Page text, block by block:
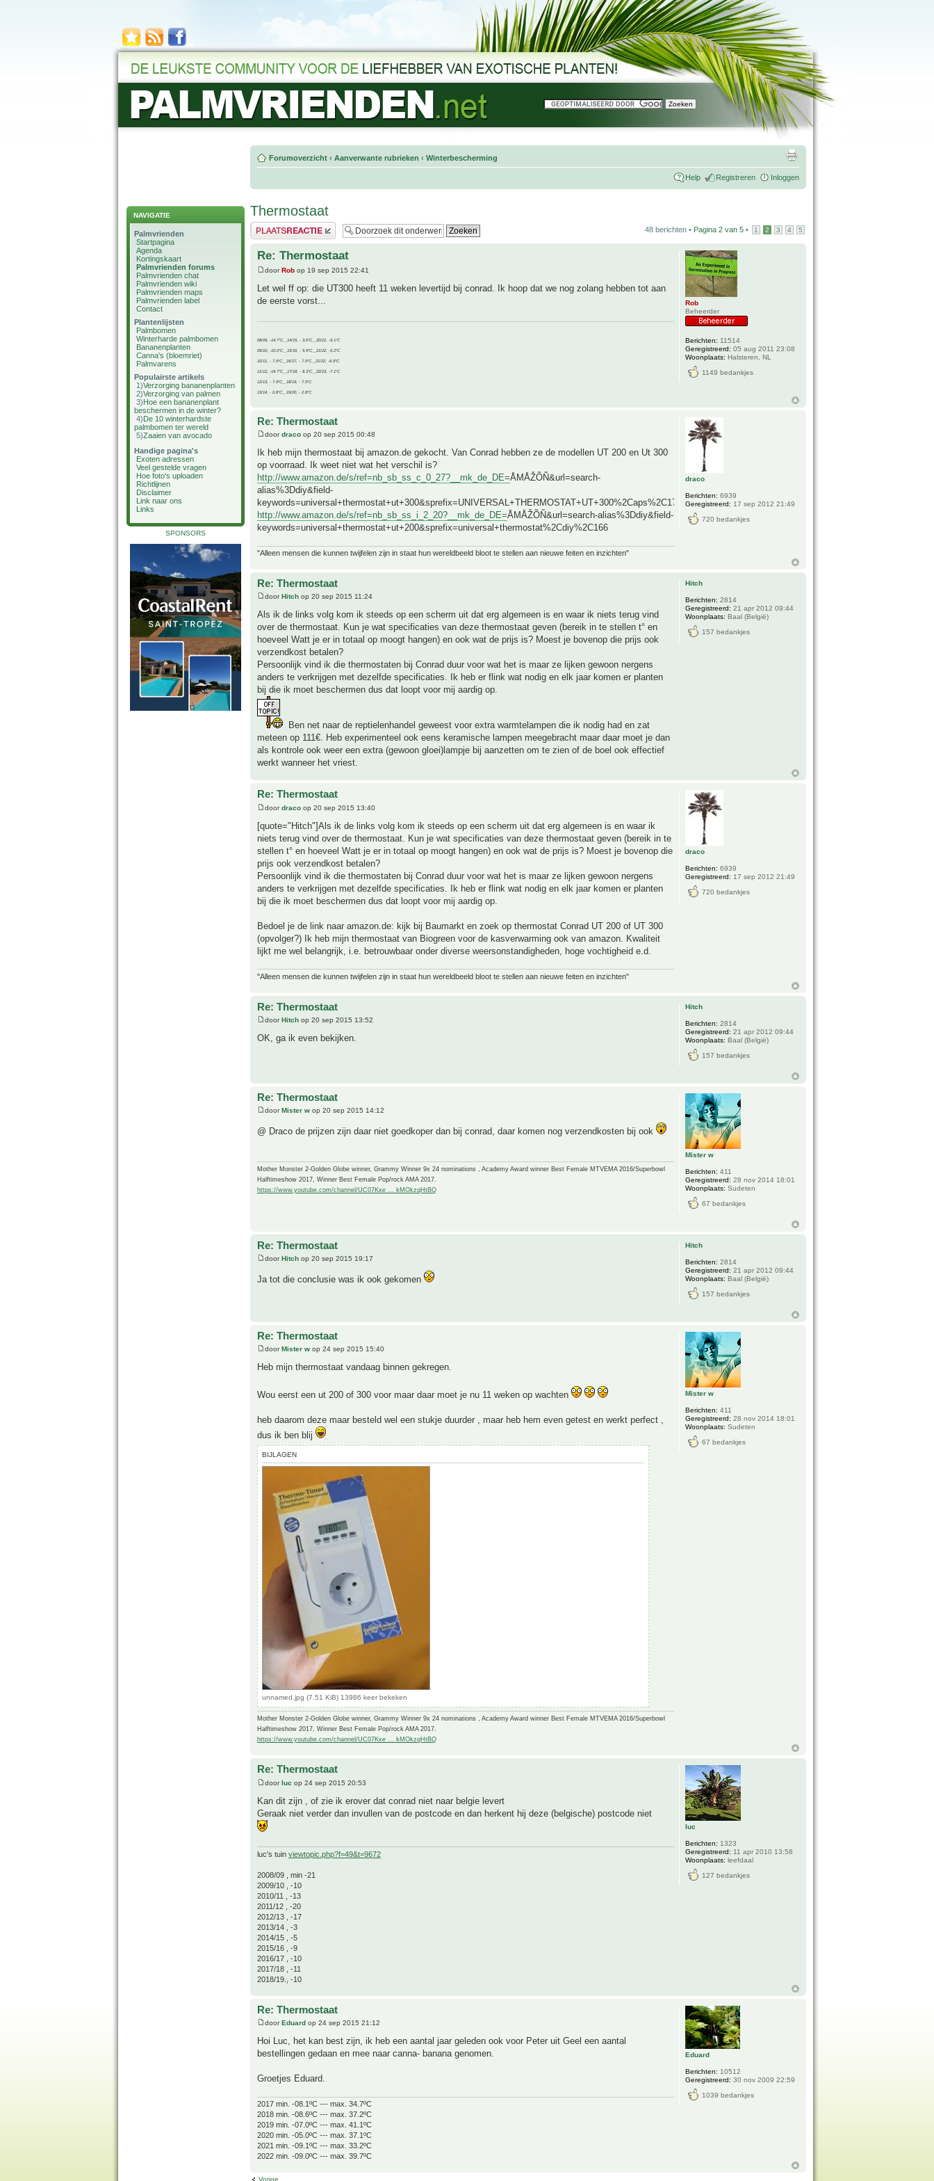
NAVIGATIE
Palmvrienden
Startpagina
Agenda
Kortingskaart
Palmvrienden forums
Palmvrienden chat
Palmvrienden wiki
Palmvrienden maps
Palmvrienden label
Contact
Plantenlijsten
Palmbomen
Winterharde palmbomen
Bananenplanten
Canna's (bloemriet)
Palmvarens
Populairste artikels
1)Verzorging bananenplanten
2)Verzorging van palmen
3)Hoe een bananenplant
beschermen in de winter?
4)De 10 winterhardste
palmbomen ter wereld
5)Zaaien van avocado
Handige pagina's
Exoten adressen
Veel gestelde vragen
Hoe foto's uploaden
Richtlijnen
Disclaimer
Link naar ons
Links
SPONSORS
Forumoverzicht ‹ Aanverwante rubrieken ‹ Winterbescherming
Help Registreren Inloggen
Thermostaat
Plaats een reactie 48 berichten • Pagina 2 van 5 • 1 2 3 4 5
Re: Thermostaat
doorRob op 19 sep 2015 22:41
Let wel ff op: die UT300 heeft 11 weken levertijd bij conrad. Ik hoop dat we nog zolang hebben tot aan
de eerste vorst...
08/09, -14.7°C__14/15, - 3.6°C__20/21, -9.1°C
09/10, -10.0°C__15/16, - 5.9°C__21/22, -5.2°C
10/11, - 7.9°C__16/17, - 7.9°C__21/22, -6.9°C
11/12, -14.7°C__17/18, - 8.3°C__22/23, -7.1°C
12/13, - 7.9°C__18/19, - 7.5°C
13/14, - 0.8°C__19/20, - 2.8°C
Rob
Beheerder
Berichten: 11514
Geregistreerd: 05 aug 2011 23:08
Woonplaats: Halsteren, NL
1149 bedankjes
Re: Thermostaat
doordraco op 20 sep 2015 00:48
Ik heb mijn thermostaat bij amazon.de gekocht. Van Conrad hebben ze de modellen UT 200 en Ut 300
op voorraad. Ik weet niet wat het verschil is?
http://www.amazon.de/s/ref=nb_sb_ss_c_0_27?__mk_de_DE=ÅMÅŽÕÑ&url=search-
alias%3Ddiy&field-
keywords=universal+thermostat+ut+300&sprefix=UNIVERSAL+THERMOSTAT+UT+300%2Caps%2C171
http://www.amazon.de/s/ref=nb_sb_ss_i_2_20?__mk_de_DE=ÅMÅŽÕÑ&url=search-alias%3Ddiy&field-
keywords=universal+thermostat+ut+200&sprefix=universal+thermostat%2Cdiy%2C166
"Alleen mensen die kunnen twijfelen zijn in staat hun wereldbeeld bloot te stellen aan nieuwe feiten en inzichten"
draco
Berichten: 6939
Geregistreerd: 17 sep 2012 21:49
720 bedankjes
Re: Thermostaat
door Hitch op 20 sep 2015 11:24
Als ik de links volg kom ik steeds op een scherm uit dat erg algemeen is en waar ik niets terug vind
over de thermostaat. Kun je wat specificaties van deze thermostaat geven (bereik in te stellen t° en
hoeveel Watt je er in totaal op moogt hangen) en ook wat de prijs is? Moest je bovenop die prijs ook
verzendkost betalen?
Persoonlijk vind ik die thermostaten bij Conrad duur voor wat het is maar ze lijken gewoon nergens
anders te verkrijgen met dezelfde specificaties. Ik heb er flink wat nodig en elk jaar komen er planten
bij die ik moet beschermen dus dat loopt voor mij aardig op.
Ben net naar de reptielenhandel geweest voor extra warmtelampen die ik nodig had en zat
meteen op 111€. Heb experimenteel ook eens keramische lampen meegebracht maar daar moet je dan
als kontrole ook weer een extra (gewoon gloei)lampje bij aanzetten om te zien of de boel ook effectief
werkt wanneer het vriest.
Hitch
Berichten: 2814
Geregistreerd: 21 apr 2012 09:44
Woonplaats: Baal (België)
157 bedankjes
Re: Thermostaat
doordraco op 20 sep 2015 13:40
[quote="Hitch"]Als ik de links volg kom ik steeds op een scherm uit dat erg algemeen is en waar ik
niets terug vind over de thermostaat. Kun je wat specificaties van deze thermostaat geven (bereik in te
stellen t° en hoeveel Watt je er in totaal op moogt hangen) en ook wat de prijs is? Moest je bovenop die
prijs ook verzendkost betalen?
Persoonlijk vind ik die thermostaten bij Conrad duur voor wat het is maar ze lijken gewoon nergens
anders te verkrijgen met dezelfde specificaties. Ik heb er flink wat nodig en elk jaar komen er planten
bij die ik moet beschermen dus dat loopt voor mij aardig op.
Bedoel je de link naar amazon.de: kijk bij Baumarkt en zoek op thermostat Conrad UT 200 of UT 300
(opvolger?) Ik heb mijn thermostaat van Biogreen voor de kasverwarming ook van amazon. Kwaliteit
lijkt me wel belangrijk, i.e. betrouwbaar onder diverse weersonstandigheden, hoge vochtigheid e.d.
"Alleen mensen die kunnen twijfelen zijn in staat hun wereldbeeld bloot te stellen aan nieuwe feiten en inzichten"
draco
Berichten: 6939
Geregistreerd: 17 sep 2012 21:49
720 bedankjes
Re: Thermostaat
doorHitch op 20 sep 2015 13:52
OK, ga ik even bekijken.
Hitch
Berichten: 2814
Geregistreerd: 21 apr 2012 09:44
Woonplaats: Baal (België)
157 bedankjes
Re: Thermostaat
doorMister w op 20 sep 2015 14:12
@ Draco de prijzen zijn daar niet goedkoper dan bij conrad, daar komen nog verzendkosten bij ook
Mother Monster 2-Golden Globe winner, Grammy Winner 9x 24 nominations , Academy Award winner Best Female MTVEMA 2016/Superbowl
Halftimeshow 2017, Winner Best Female Pop/rock AMA 2017.
https://www.youtube.com/channel/UC07Kxe ... kMOkzqHtBQ
Mister w
Berichten: 411
Geregistreerd: 28 nov 2014 18:01
Woonplaats: Sudeten
67 bedankjes
Re: Thermostaat
doorHitch op 20 sep 2015 19:17
Ja tot die conclusie was ik ook gekomen
Hitch
Berichten: 2814
Geregistreerd: 21 apr 2012 09:44
Woonplaats: Baal (België)
157 bedankjes
Re: Thermostaat
doorMister w op 24 sep 2015 15:40
Heb mijn thermostaat vandaag binnen gekregen.
Wou eerst een ut 200 of 300 voor maar daar moet je nu 11 weken op wachten
heb daarom deze maar besteld wel een stukje duurder , maar heb hem even getest en werkt perfect ,
dus ik ben blij
BIJLAGEN
unnamed.jpg (7.51 KiB) 13986 keer bekeken
Mother Monster 2-Golden Globe winner, Grammy Winner 9x 24 nominations , Academy Award winner Best Female MTVEMA 2016/Superbowl
Halftimeshow 2017, Winner Best Female Pop/rock AMA 2017.
https://www.youtube.com/channel/UC07Kxe ... kMOkzqHtBQ
Mister w
Berichten: 411
Geregistreerd: 28 nov 2014 18:01
Woonplaats: Sudeten
67 bedankjes
Re: Thermostaat
doorluc op 24 sep 2015 20:53
Kan dit zijn , of zie ik erover dat conrad niet naar belgie levert
Geraak niet verder dan invullen van de postcode en dan herkent hij deze (belgische) postcode niet
luc's tuin viewtopic.php?f=49&t=9672
2008/09 , min -21
2009/10 , -10
2010/11 , -13
2011/12 , -20
2012/13 , -17
2013/14 , -3
2014/15 , -5
2015/16 , -9
2016/17 , -10
2017/18 , -11
2018/19., -10
luc
Berichten: 1323
Geregistreerd: 11 apr 2010 13:58
Woonplaats: leefdaal
127 bedankjes
Re: Thermostaat
doorEduard op 24 sep 2015 21:12
Hoi Luc, het kan best zijn, ik heb een aantal jaar geleden ook voor Peter uit Geel een aantal
bestellingen gedaan en mee naar canna- banana genomen.
Groetjes Eduard.
2017 min. -08.1ºC --- max. 34.7ºC
2018 min. -08.6ºC --- max. 37.2ºC
2019 min. -07.0ºC --- max. 41.1ºC
2020 min. -05.0ºC --- max. 37.1ºC
2021 min. -09.1ºC --- max. 33.2ºC
2022 min. -09.0ºC --- max. 39.7ºC
Eduard
Berichten: 10512
Geregistreerd: 30 nov 2009 22:59
1039 bedankjes
Vorige